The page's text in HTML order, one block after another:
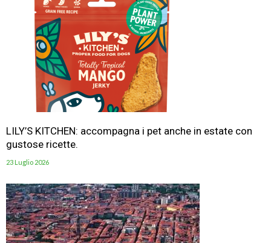
LILY’S KITCHEN: accompagna i pet anche in estate con
gustose ricette.
23 Luglio 2026